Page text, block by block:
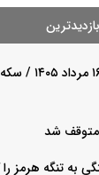
متوقف شد
به تنگه هرمز